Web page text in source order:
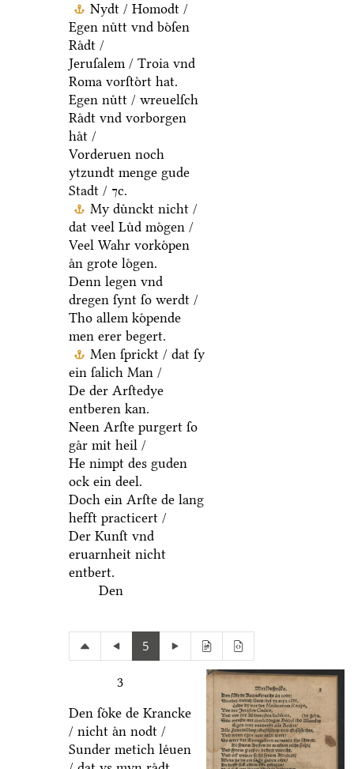
Nydt / Homodt /
Egen nuͤtt vnd boͤſen
Raͤdt /
Jeruſalem / Troia vnd
Roma vorſtoͤrt hat.
Egen nuͤtt / wreuelſch
Raͤdt vnd vorborgen
haͤt /
Vorderuen noch
ytzundt menge gude
Stadt / ⁊c.
My duͤnckt nicht /
dat veel Luͤd moͤgen /
Veel Wahr vorkoͤpen
aͤn grote loͤgen.
Denn legen vnd
dregen ſynt ſo werdt /
Tho allem koͤpende
men erer begert.
Men ſprickt / dat ſy
ein ſalich Man /
De der Arſtedye
entberen kan.
Neen Arſte purgert ſo
gaͤr mit heil /
He nimpt des guden
ock ein deel.
Doch ein Arſte de lang
hefft practicert /
Der Kunſt vnd
eruarnheit nicht
entbert.
Den
5
3
Den ſoͤke de Krancke
/ nicht aͤn nodt /
Sunder metich leͤuen